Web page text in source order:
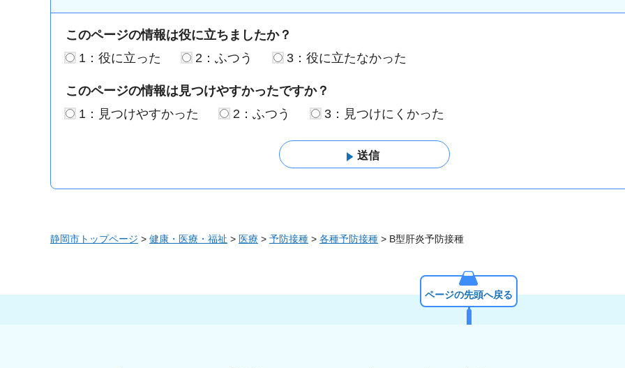
このページの情報は役に立ちましたか？
1：役に立った
2：ふつう 3：役に立たなかった
このページの情報は見つけやすかったですか？
1：見つけやすかった
2：ふつう 3：見つけにくかった
静岡市トップページ > 健康・医療・福祉 > 医療 > 予防接種 > 各種予防接種 > B型肝炎予防接種
ページの先頭へ戻る